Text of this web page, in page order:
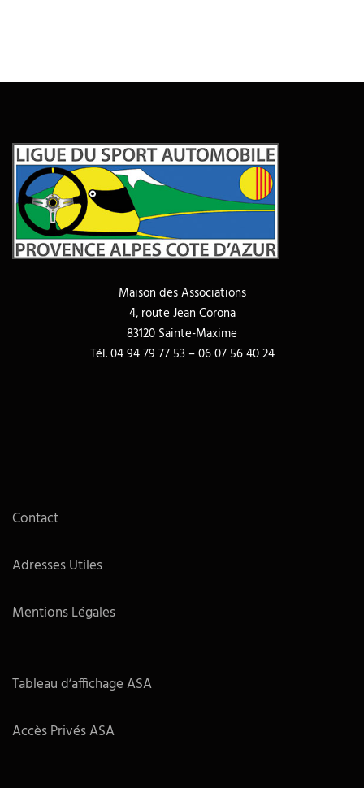
Maison des Associations
4, route Jean Corona
83120 Sainte-Maxime
Tél. 04 94 79 77 53 – 06 07 56 40 24
Contact
Adresses Utiles
Mentions Légales
Tableau d’affichage ASA
Accès Privés ASA